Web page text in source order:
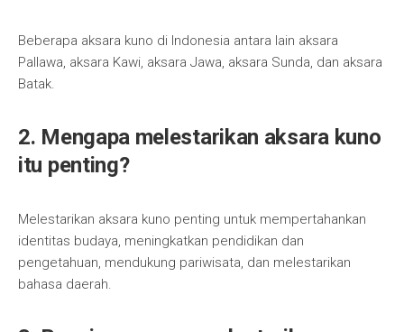
Beberapa aksara kuno di Indonesia antara lain aksara
Pallawa, aksara Kawi, aksara Jawa, aksara Sunda, dan aksara
Batak.
2. Mengapa melestarikan aksara kuno
itu penting?
Melestarikan aksara kuno penting untuk mempertahankan
identitas budaya, meningkatkan pendidikan dan
pengetahuan, mendukung pariwisata, dan melestarikan
bahasa daerah.